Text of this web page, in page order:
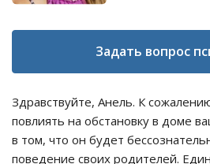
Задать вопрос
Здравствуйте, Анель. К
повлиять на обстановку в доме
в том, что он будет
поведение своих родителей.